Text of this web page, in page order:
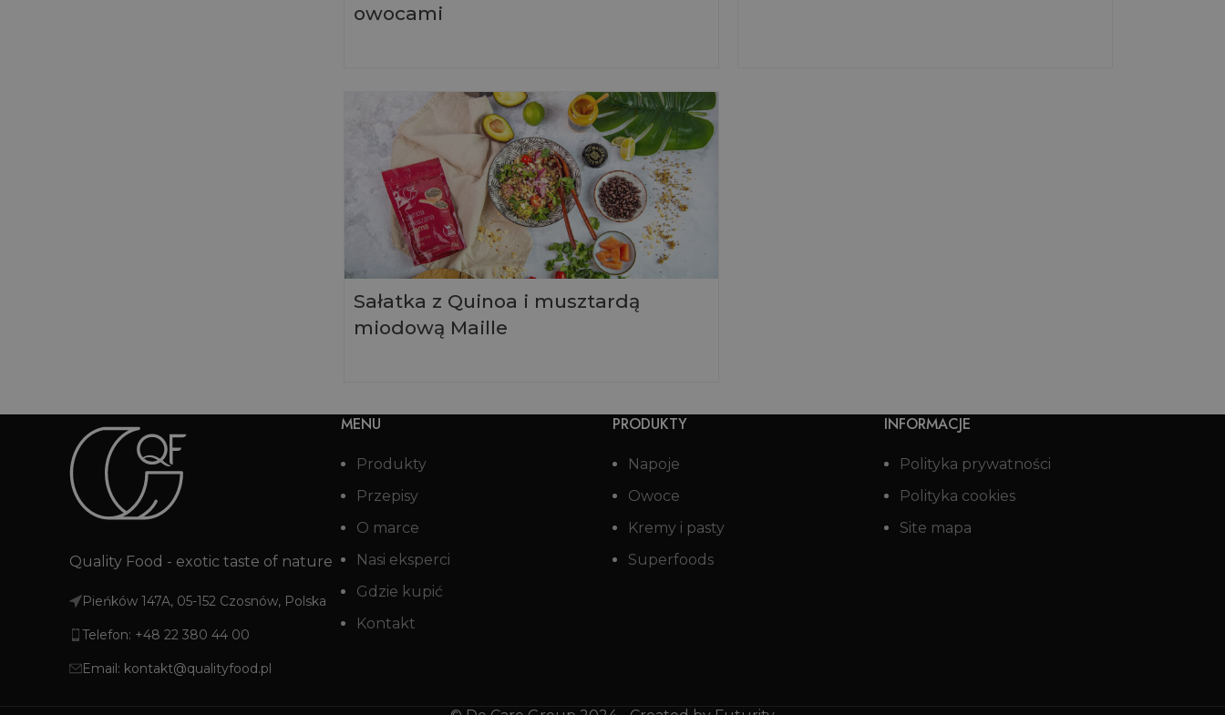
owocami
Sałatka z Quinoa i musztardą
miodową Maille
Quality Food - exotic taste of nature
Pieńków 147A, 05-152 Czosnów, Polska
Telefon: +48 22 380 44 00
Email: kontakt@qualityfood.pl
MENU
Produkty
Przepisy
O marce
Nasi eksperci
Gdzie kupić
Kontakt
PRODUKTY
Napoje
Owoce
Kremy i pasty
Superfoods
INFORMACJE
Polityka prywatności
Polityka cookies
Site mapa